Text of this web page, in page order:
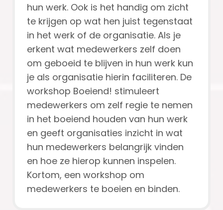
hun werk. Ook is het handig om zicht
te krijgen op wat hen juist tegenstaat
in het werk of de organisatie. Als je
erkent wat medewerkers zelf doen
om geboeid te blijven in hun werk kun
je als organisatie hierin faciliteren. De
workshop Boeiend! stimuleert
medewerkers om zelf regie te nemen
in het boeiend houden van hun werk
en geeft organisaties inzicht in wat
hun medewerkers belangrijk vinden
en hoe ze hierop kunnen inspelen.
Kortom, een workshop om
medewerkers te boeien en binden.